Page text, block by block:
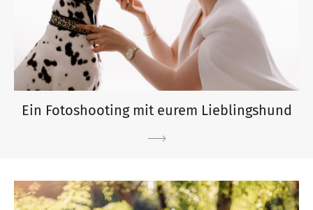
Ein Fotoshooting mit eurem Lieblingshund